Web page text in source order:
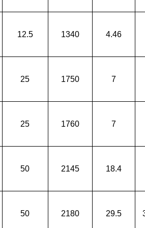
12.5 1340 4.46
25 1750 7
25 1760 7
50 2145 18.4
50 2180 29.5